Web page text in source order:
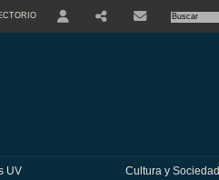
UV Cultura y Sociedad